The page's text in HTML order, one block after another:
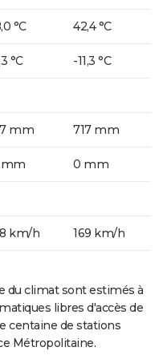
°C 42,4 °C
°C -11,3 °C
mm 717 mm
mm 0 mm
km/h 169 km/h
du climat sont estimés à
libres d'accès de
centaine de stations
Métropolitaine.